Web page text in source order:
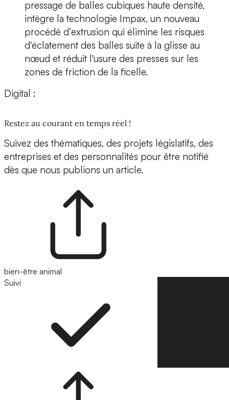
pressage de balles cubiques haute densité,
intègre la technologie Impax, un nouveau
procédé d’extrusion qui élimine les risques
d'éclatement des balles suite à la glisse au
nœud et réduit l'usure des presses sur les
zones de friction de la ficelle.
Digital :
Restez au courant en temps réel !
Suivez des thématiques, des projets législatifs, des
entreprises et des personnalités pour être notifié
dès que nous publions un article.
bien-être animal
Suivi